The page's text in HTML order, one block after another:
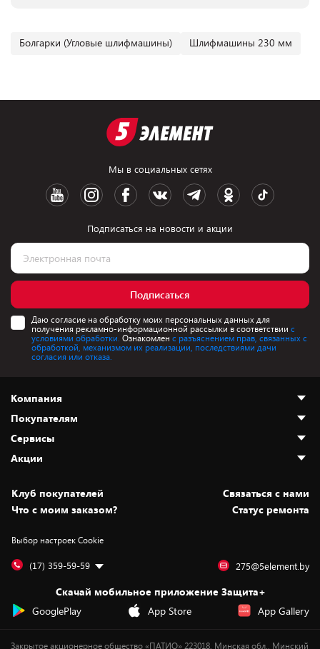
Болгарки (Угловые шлифмашины) Шлифмашины 230 мм
Мы в социальных сетях
Подписаться на новости и акции
Подписаться
Даю согласие на обработку моих персональных данных для
получения рекламно-информационной рассылки в соответствии с
условиями обработки. Ознакомлен с разъяснением прав, связанных с
обработкой, механизмом их реализации, последствиями дачи
согласия или отказа.
Компания
О нас
Адреса магазинов
Новости
Статьи и обзоры
Вакансии
Дай пять добру!
Покупателям
Как сделать заказ
Оплата и доставка
Безналичный расчёт
Обмен и возврат товара
Обработка персональных данных
Подарочные карты
Сервисы
Установка техники
Для игровых консолей
Для мобильных устройств
Для компьютеров
Сервисные центры
Акции
Скидки и промокоды
Белорусские товары
Бонусы
Оплата частями
Новинки
Клуб покупателей
Cвязаться с нами
Что с моим заказом?
Статус ремонта
Выбор настроек Cookie
(17) 359-59-59 275@5element.by
Скачай мобильное приложение Защита+
GooglePlay
App Store App Gallery
Закрытое акционерное общество «ПАТИО» 223018, Минская обл., Минский